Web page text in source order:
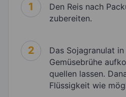
1
Den Reis nach
zubereiten.
2
Das Sojagranulat
Gemüsebrühe
quellen lassen.
Flüssigkeit wie